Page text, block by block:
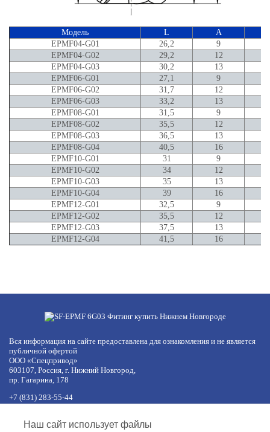
Модель L A
EPMF04-G01
26,2 9
EPMF04-G02
29,2 12
EPMF04-G03
30,2 13
EPMF06-G01
27,1 9
EPMF06-G02
31,7 12
EPMF06-G03
33,2 13
EPMF08-G01
31,5 9
EPMF08-G02
35,5 12
EPMF08-G03
36,5 13
EPMF08-G04
40,5 16
EPMF10-G01
31 9
EPMF10-G02
34 12
EPMF10-G03
35 13
EPMF10-G04
39 16
EPMF12-G01
32,5 9
EPMF12-G02
35,5 12
EPMF12-G03
37,5 13
EPMF12-G04
41,5 16
Вся информация на сайте предоставлена для ознакомления и не является
публичной офертой
ООО «Спецпривод»
603107, Россия, г. Нижний Новгород,
пр. Гагарина, 178
+7 (831) 283-55-44
+7 (977) 422-66-54
обед с 12:30 до 13:30
Наш сайт использует файлы